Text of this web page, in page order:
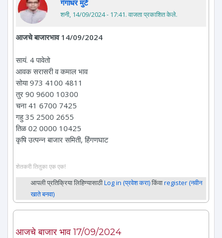
गंगाधर मुटे
शनी, 14/09/2024 - 17:41. वाजता प्रकाशित केले.
आजचे बाजारभाव 14/09/2024
सायं. 4 पावेतो
आवक सरासरी व कमाल भाव
सोया 973 4100 4811
तुर 90 9600 10300
चना 41 6700 7425
गहु 35 2500 2655
तिळ 02 0000 10425
कृषि उत्पन्न बाजार समिती, हिंगणघाट
शेतकरी तितुका एक एक!
आपली प्रतिक्रिया लिहिण्यासाठीLog in (प्रवेश करा)किंवाregister (नवीन
खाते बनवा)
आजचे बाजार भाव 17/09/2024